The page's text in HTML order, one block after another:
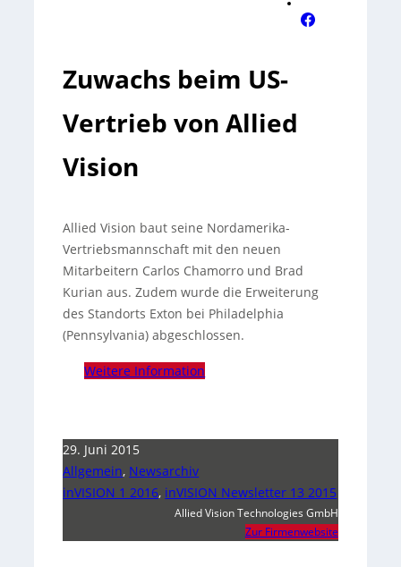
Zuwachs beim US-
Vertrieb von Allied
Vision
Allied Vision baut seine Nordamerika-
Vertriebsmannschaft mit den neuen
Mitarbeitern Carlos Chamorro und Brad
Kurian aus. Zudem wurde die Erweiterung
des Standorts Exton bei Philadelphia
(Pennsylvania) abgeschlossen.
Weitere Information
29. Juni 2015
Allgemein, Newsarchiv
inVISION 1 2016, inVISION Newsletter 13 2015
Allied Vision Technologies GmbH
Zur Firmenwebsite